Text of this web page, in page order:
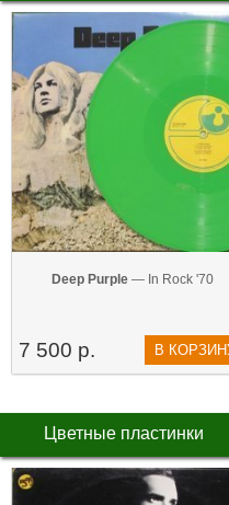
Deep Purple— In Rock '70
7 500 р. В
Цветные пластинки